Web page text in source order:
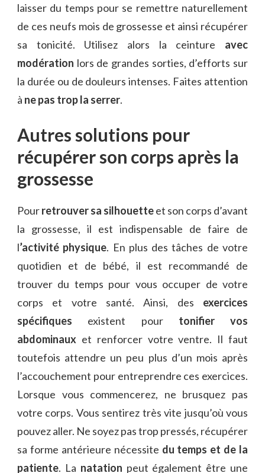
laisser du temps pour se remettre naturellement
de ces neufs mois de grossesse et ainsi récupérer
sa tonicité. Utilisez alors la ceinture avec
modération lors de grandes sorties, d’efforts sur
la durée ou de douleurs intenses. Faites attention
à ne pas trop la serrer.
Autres solutions pour
récupérer son corps après la
grossesse
Pourretrouver sa silhouetteet son corps d’avant
la grossesse, il est indispensable de faire de
l’activité physique. En plus des tâches de votre
quotidien et de bébé, il est recommandé de
trouver du temps pour vous occuper de votre
corps et votre santé. Ainsi, des exercices
spécifiques existent pour tonifier vos
abdominaux et renforcer votre ventre. Il faut
toutefois attendre un peu plus d’un mois après
l’accouchement pour entreprendre ces exercices.
Lorsque vous commencerez, ne brusquez pas
votre corps. Vous sentirez très vite jusqu’où vous
pouvez aller. Ne soyez pas trop pressés, récupérer
sa forme antérieure nécessite du temps et de la
patiente. La natation peut également être une